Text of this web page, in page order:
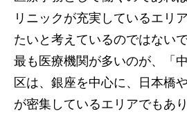
リニックが充実しているエリ
たいと考えているのではない
最も医療機関が多いのが、「
区は、銀座を中心に、日本橋
が密集しているエリアでもあり